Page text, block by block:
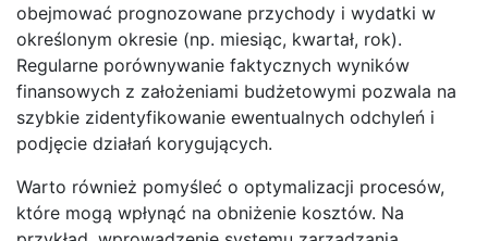
obejmować prognozowane przychody i wydatki w
określonym okresie (np. miesiąc, kwartał, rok).
Regularne porównywanie faktycznych wyników
finansowych z założeniami budżetowymi pozwala na
szybkie zidentyfikowanie ewentualnych odchyleń i
podjęcie działań korygujących.
Warto również pomyśleć o optymalizacji procesów,
które mogą wpłynąć na obniżenie kosztów. Na